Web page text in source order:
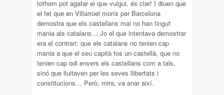
tothom pot agafar el que vulgui, és clar! I diuen que
el fet que en Villarroel morís per Barcelona
demostra que els castellans mai no han tingut
mania als catalans… Jo el que intentava demostrar
era el contrari: que els catalans no tenien cap
mania a que el seu capità fos un castellà, que no
tenien cap odi envers els castellans com a tals,
sinó que lluitaven per les seves llibertats i
constitucions… Però, mira, va anar així.